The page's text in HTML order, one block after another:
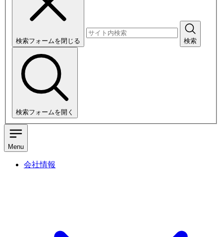
検索フォームを閉じる 検索
検索フォームを開く
Menu
会社情報